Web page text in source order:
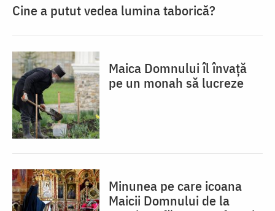
Cine a putut vedea lumina taborică?
Maica Domnului îl învață
pe un monah să lucreze
Minunea pe care icoana
Maicii Domnului de la